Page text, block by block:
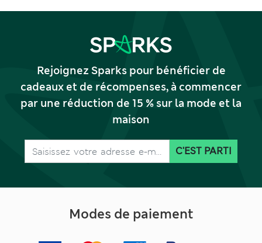
Rejoignez Sparks pour bénéficier de
cadeaux et de récompenses, à commencer
par une réduction de 15 % sur la mode et la
maison
C'EST PARTI
Modes de paiement